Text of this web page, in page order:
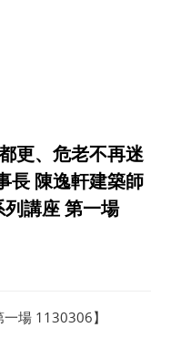
更、危老不再迷
長 陳逸軒建築師
列講座 第一場
場 1130306】